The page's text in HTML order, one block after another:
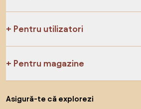
Pentru utilizatori
Pentru magazine
Asigură-te că explorezi